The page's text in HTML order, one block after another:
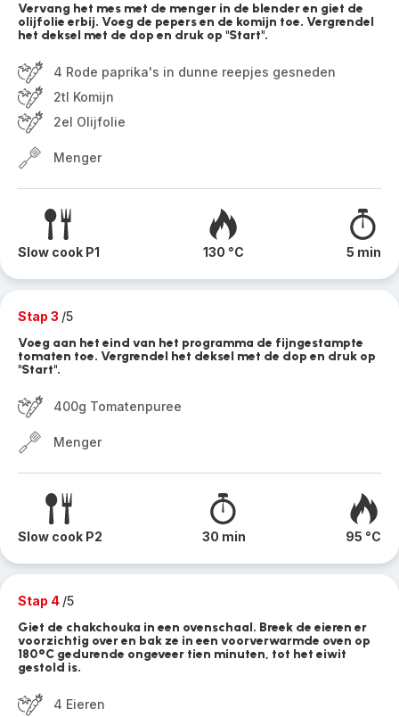
Vervang het mes met de menger in de blender en giet de
olijfolie erbij. Voeg de pepers en de komijn toe. Vergrendel
het deksel met de dop en druk op "Start".
4 Rode paprika's in dunne reepjes gesneden
2tl Komijn
2el Olijfolie
Menger
Slow cook P1 130 °C 5 min
Stap 3 /5
Voeg aan het eind van het programma de fijngestampte
tomaten toe. Vergrendel het deksel met de dop en druk op
"Start".
400g Tomatenpuree
Menger
Slow cook P2 30 min 95 °C
Stap 4 /5
Giet de chakchouka in een ovenschaal. Breek de eieren er
voorzichtig over en bak ze in een voorverwarmde oven op
180°C gedurende ongeveer tien minuten, tot het eiwit
gestold is.
4 Eieren